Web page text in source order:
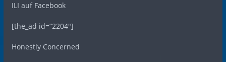
ILI auf Facebook
[the_ad id=“2204″]
Honestly Concerned